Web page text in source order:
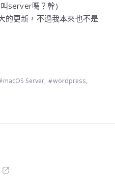
server嗎？幹)
的更新，不過我本來也不是
macOS Server, wordpress,